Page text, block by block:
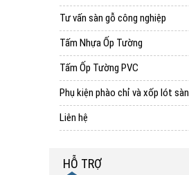
Tư vấn sàn gỗ công nghiệp
Tấm Nhựa Ốp Tường
Tấm Ốp Tường PVC
Phụ kiện phào chỉ và xốp lót sàn
Liên hệ
HỖ TRỢ